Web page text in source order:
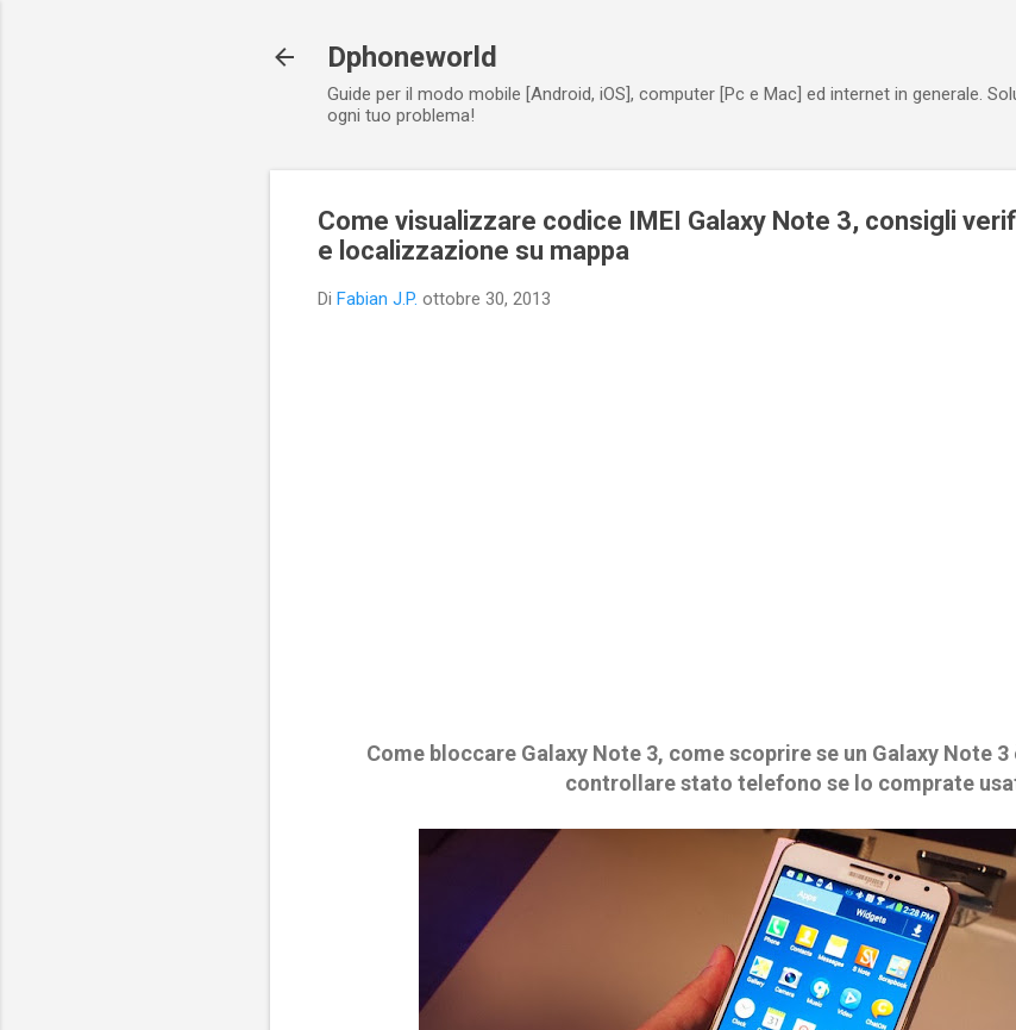
Dphoneworld
Guide per il modo mobile [Android, iOS], computer [Pc e Mac] ed internet in generale.
ogni tuo problema!
Come visualizzare codice IMEI Galaxy Note 3, consigli
e localizzazione su mappa
Di Fabian J.P. ottobre 30, 2013
Come bloccare Galaxy Note 3, come scoprire se un Galaxy Note
controllare stato telefono se lo comprate